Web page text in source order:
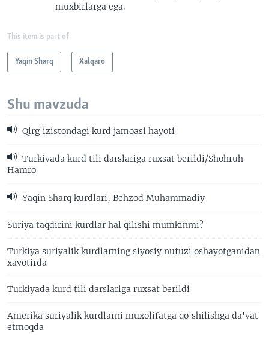
muxbirlarga ega.
This item is part of
Yaqin Sharq Xalqaro
Shu mavzuda
Qirg'izistondagi kurd jamoasi hayoti
Turkiyada kurd tili darslariga ruxsat berildi/Shohruh
Hamro
Yaqin Sharq kurdlari, Behzod Muhammadiy
Suriya taqdirini kurdlar hal qilishi mumkinmi?
Turkiya suriyalik kurdlarning siyosiy nufuzi oshayotganidan
xavotirda
Turkiyada kurd tili darslariga ruxsat berildi
Amerika suriyalik kurdlarni muxolifatga qo'shilishga da'vat
etmoqda